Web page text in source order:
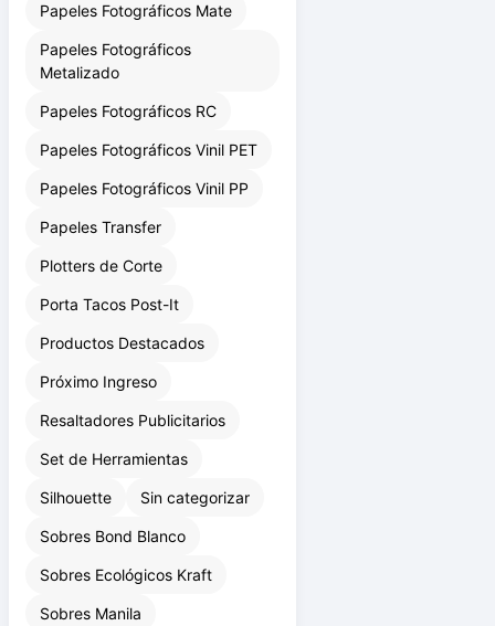
Papeles Fotográficos Mate
Papeles Fotográficos
Metalizado
Papeles Fotográficos RC
Papeles Fotográficos Vinil PET
Papeles Fotográficos Vinil PP
Papeles Transfer
Plotters de Corte
Porta Tacos Post-It
Productos Destacados
Próximo Ingreso
Resaltadores Publicitarios
Set de Herramientas
Silhouette Sin categorizar
Sobres Bond Blanco
Sobres Ecológicos Kraft
Sobres Manila